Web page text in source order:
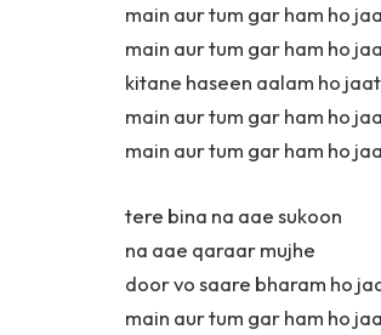
main aur tum gar ham ho
main aur tum gar ham ho
kitane haseen aalam ho
main aur tum gar ham ho
main aur tum gar ham ho
tere bina na aae sukoon
na aae qaraar mujhe
door vo saare bharam ho
main aur tum gar ham ho